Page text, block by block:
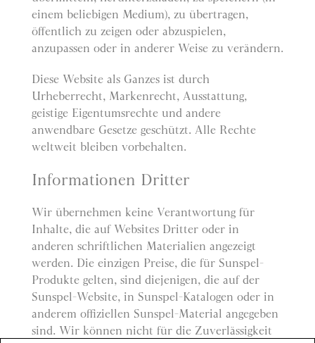
einem beliebigen Medium), zu übertragen,
öffentlich zu zeigen oder abzuspielen,
anzupassen oder in anderer Weise zu verändern.
Diese Website als Ganzes ist durch
Urheberrecht, Markenrecht, Ausstattung,
geistige Eigentumsrechte und andere
anwendbare Gesetze geschützt. Alle Rechte
weltweit bleiben vorbehalten.
Informationen Dritter
Wir übernehmen keine Verantwortung für
Inhalte, die auf Websites Dritter oder in
anderen schriftlichen Materialien angezeigt
werden. Die einzigen Preise, die für Sunspel-
Produkte gelten, sind diejenigen, die auf der
Sunspel-Website, in Sunspel-Katalogen oder in
anderem offiziellen Sunspel-Material angegeben
sind. Wir können nicht für die Zuverlässigkeit